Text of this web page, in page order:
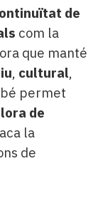
de
com la
que manté
, cultural,
permet
de
la
de